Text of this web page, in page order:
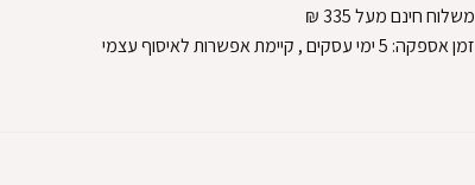
משלוח חינם מעל 335
₪
זמן אספקה: 5 ימי עסקים , קיימת אפשרות לאיסוף עצמי